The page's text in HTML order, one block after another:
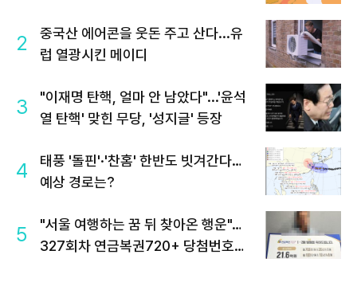
2
중국산 에어콘을 웃돈 주고 산다...유
럽 열광시킨 메이디
3
"이재명 탄핵, 얼마 안 남았다"...'윤석
열 탄핵' 맞힌 무당, '성지글' 등장
4
태풍 '돌핀'·'찬홈' 한반도 빗겨간다…
예상 경로는?
5
"서울 여행하는 꿈 뒤 찾아온 행운"…
327회차 연금복권720+ 당첨번호조